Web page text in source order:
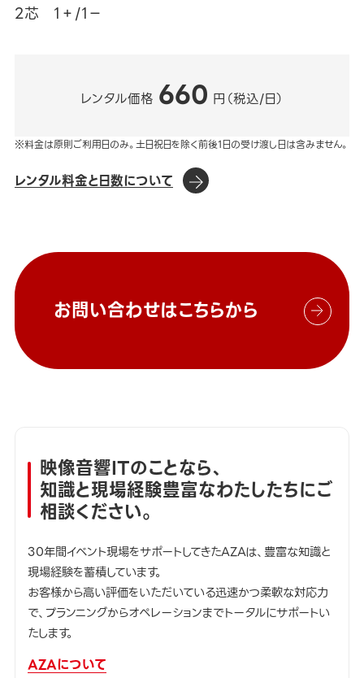
2芯 1＋/1－
レンタル価格 660 円（税込/日）
※料金は原則ご利用日のみ。土日祝日を除く前後1日の受け渡し日は含みません。
レンタル料金と日数について
お問い合わせはこちらから
映像音響ITのことなら、
知識と現場経験豊富なわたしたちにご
相談ください。
30年間イベント現場をサポートしてきたAZAは、豊富な知識と
現場経験を蓄積しています。
お客様から高い評価をいただいている迅速かつ柔軟な対応力
で、プランニングからオペレーションまでトータルにサポートい
たします。
AZAについて